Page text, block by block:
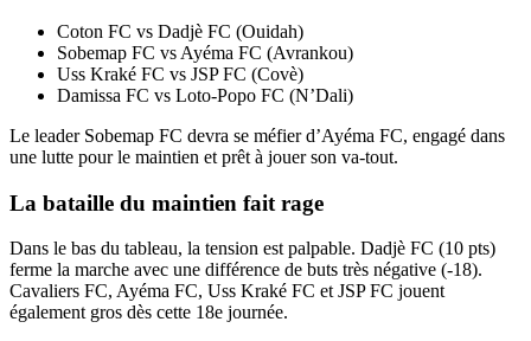
Coton FC vs Dadjè FC (Ouidah)
Sobemap FC vs Ayéma FC (Avrankou)
Uss Kraké FC vs JSP FC (Covè)
Damissa FC vs Loto-Popo FC (N’Dali)
Le leader Sobemap FC devra se méfier d’Ayéma FC, engagé dans
une lutte pour le maintien et prêt à jouer son va-tout.
La bataille du maintien fait rage
Dans le bas du tableau, la tension est palpable. Dadjè FC (10 pts)
ferme la marche avec une différence de buts très négative (-18).
Cavaliers FC, Ayéma FC, Uss Kraké FC et JSP FC jouent
également gros dès cette 18e journée.